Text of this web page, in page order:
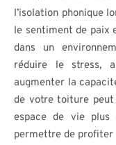
l’isolation phonique
le sentiment de paix
dans un
réduire le stress,
augmenter la
de votre toiture
espace de vie plus
permettre de profiter